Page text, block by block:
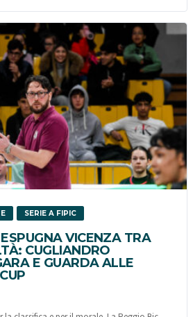
SERIE A FIPIC
VICENZA TRA
CUGLIANDRO
E GUARDA ALLE